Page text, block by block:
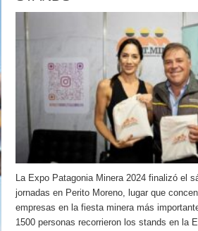
La Expo Patagonia Minera 2024 finalizó el
jornadas en Perito Moreno, lugar que
empresas en la fiesta minera más
1500 personas recorrieron los stands en la